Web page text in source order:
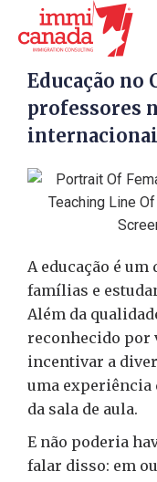
Educação no
professores
A educação é
famílias e
Além da
reconhecido por
incentivar a
uma experiência
da sala de aula.
E não poderia
falar disso: em